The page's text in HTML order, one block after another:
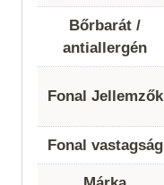
Bőrbarát /
antiallergén
Fonal Jellemzők
Fonal vastagság